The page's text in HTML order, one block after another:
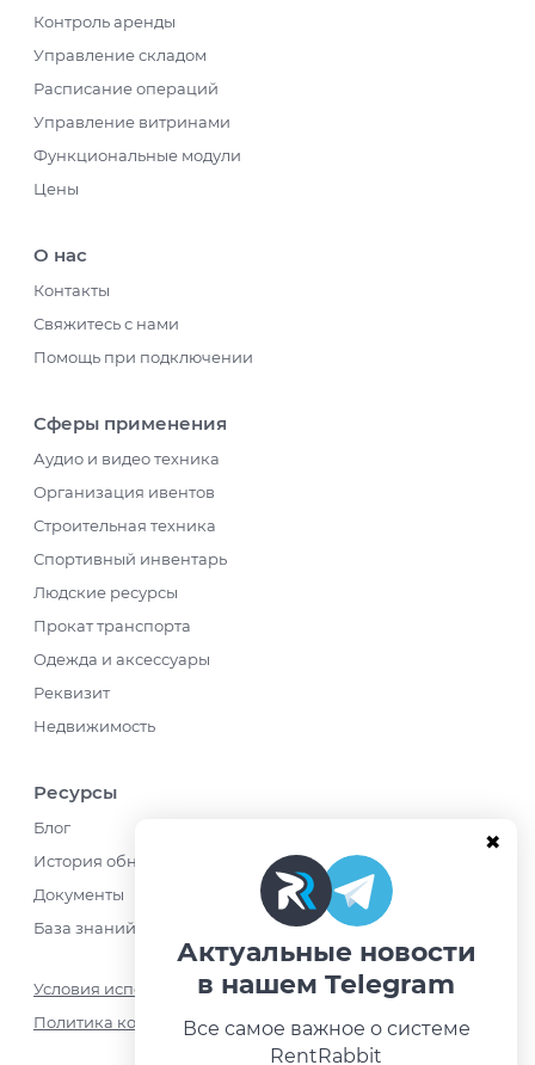
Контроль аренды
Управление складом
Расписание операций
Управление витринами
Функциональные модули
Цены
О нас
Контакты
Свяжитесь с нами
Помощь при подключении
Сферы применения
Аудио и видео техника
Организация ивентов
Строительная техника
Спортивный инвентарь
Людские ресурсы
Прокат транспорта
Одежда и аксессуары
Реквизит
Недвижимость
Ресурсы
Блог
История обновлений
Документы
База знаний
Условия использования
Политика конфиденциальности
Актуальные новости
в нашем Telegram
Все самое важное о системе
RentRabbit